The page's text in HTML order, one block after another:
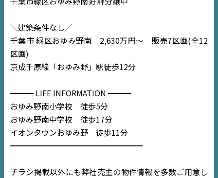
TOP
NEWS
EVENT
＼建築条件なし／
千葉市 緑区おゆみ野南 2,630万円〜 販売7区画(全12
区画)
京成千原線「おゆみ野」駅徒歩12分
━━━ LIFE INFORMATION ━━━
おゆみ野南小学校 徒歩5分
おゆみ野南中学校 徒歩17分
イオンタウンおゆみ野 徒歩11分
━━━━━━━━━━━━━━━━━
チラシ掲載以外にも弊社売主の物件情報を多数ご用意し